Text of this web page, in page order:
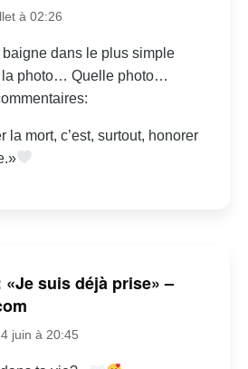
à 02:26
dans le plus simple
la photo… Quelle photo…
la mort, c’est, surtout, honorer
suis déjà prise» –
juin à 20:45